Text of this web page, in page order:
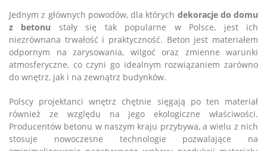
Jednym z głównych powodów, dla których dekoracje do domu
z betonu stały się tak popularne w Polsce, jest ich
niezrównana trwałość i praktyczność. Beton jest materiałem
odpornym na zarysowania, wilgoć oraz zmienne warunki
atmosferyczne, co czyni go idealnym rozwiązaniem zarówno
do wnętrz, jak i na zewnątrz budynków.
Polscy projektanci wnętrz chętnie sięgają po ten materiał
również ze względu na jego ekologiczne właściwości.
Producentów betonu w naszym kraju przybywa, a wielu z nich
stosuje nowoczesne technologie pozwalające na